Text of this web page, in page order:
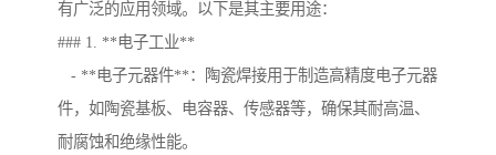
有广泛的应用领域。以下是其主要用途：
### 1. **电子工业**
- **电子元器件**：陶瓷焊接用于制造高精度电子元器
件，如陶瓷基板、电容器、传感器等，确保其耐高温、
耐腐蚀和绝缘性能。